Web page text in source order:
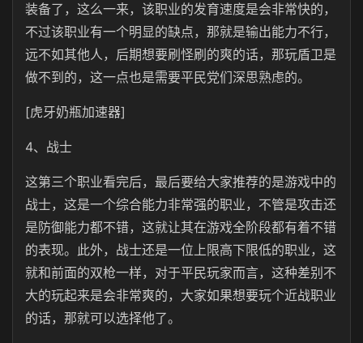
装备了，这么一来，该职业的发育速度是会非常快的，
不过该职业有一个明显的缺点，那就是输出能力不行，
远不如其他人，后期想要刷怪刷的爽的话，那玩盾卫是
做不到的，这一点也是需要平民党们深思熟虑的。
[虎牙奶瓶加速器]
4、战士
这第三个职业看完后，最后要给大家推荐的是游戏中的
战士，这是一个综合能力非常强的职业，不管是攻击还
是防御能力都不错，这就让其在游戏全阶段都有着不错
的表现。此外，战士还是一位上限高下限低的职业，这
就和前面的双枪一样，对于平民玩家而言，这种差别不
大的玩起来是会非常爽的，大家如果想要玩个近战职业
的话，那就可以选择他了。